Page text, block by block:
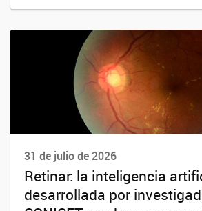
31 de julio de 2026
Retinar: la inteligencia
desarrollada por